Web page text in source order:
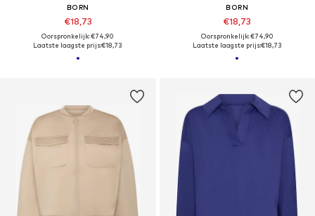
BORN
€18,73
Oorspronkelijk: €74,90
Laatste laagste prijs:€18,73
BORN
€18,73
Oorspronkelijk: €74,90
Laatste laagste prijs:€18,73